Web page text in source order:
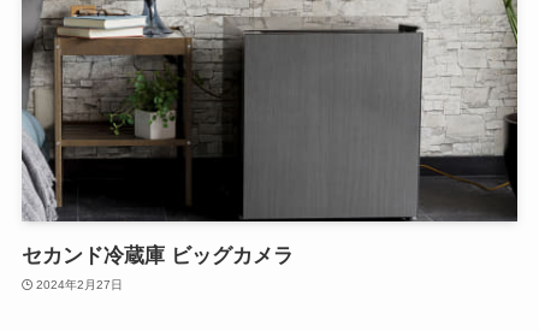
セカンド冷蔵庫 ビッグカメラ
2024年2月27日